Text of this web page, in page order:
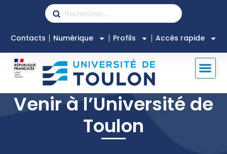
Contacts Numérique Profils Accès rapide
Venir à l’Université de
Toulon